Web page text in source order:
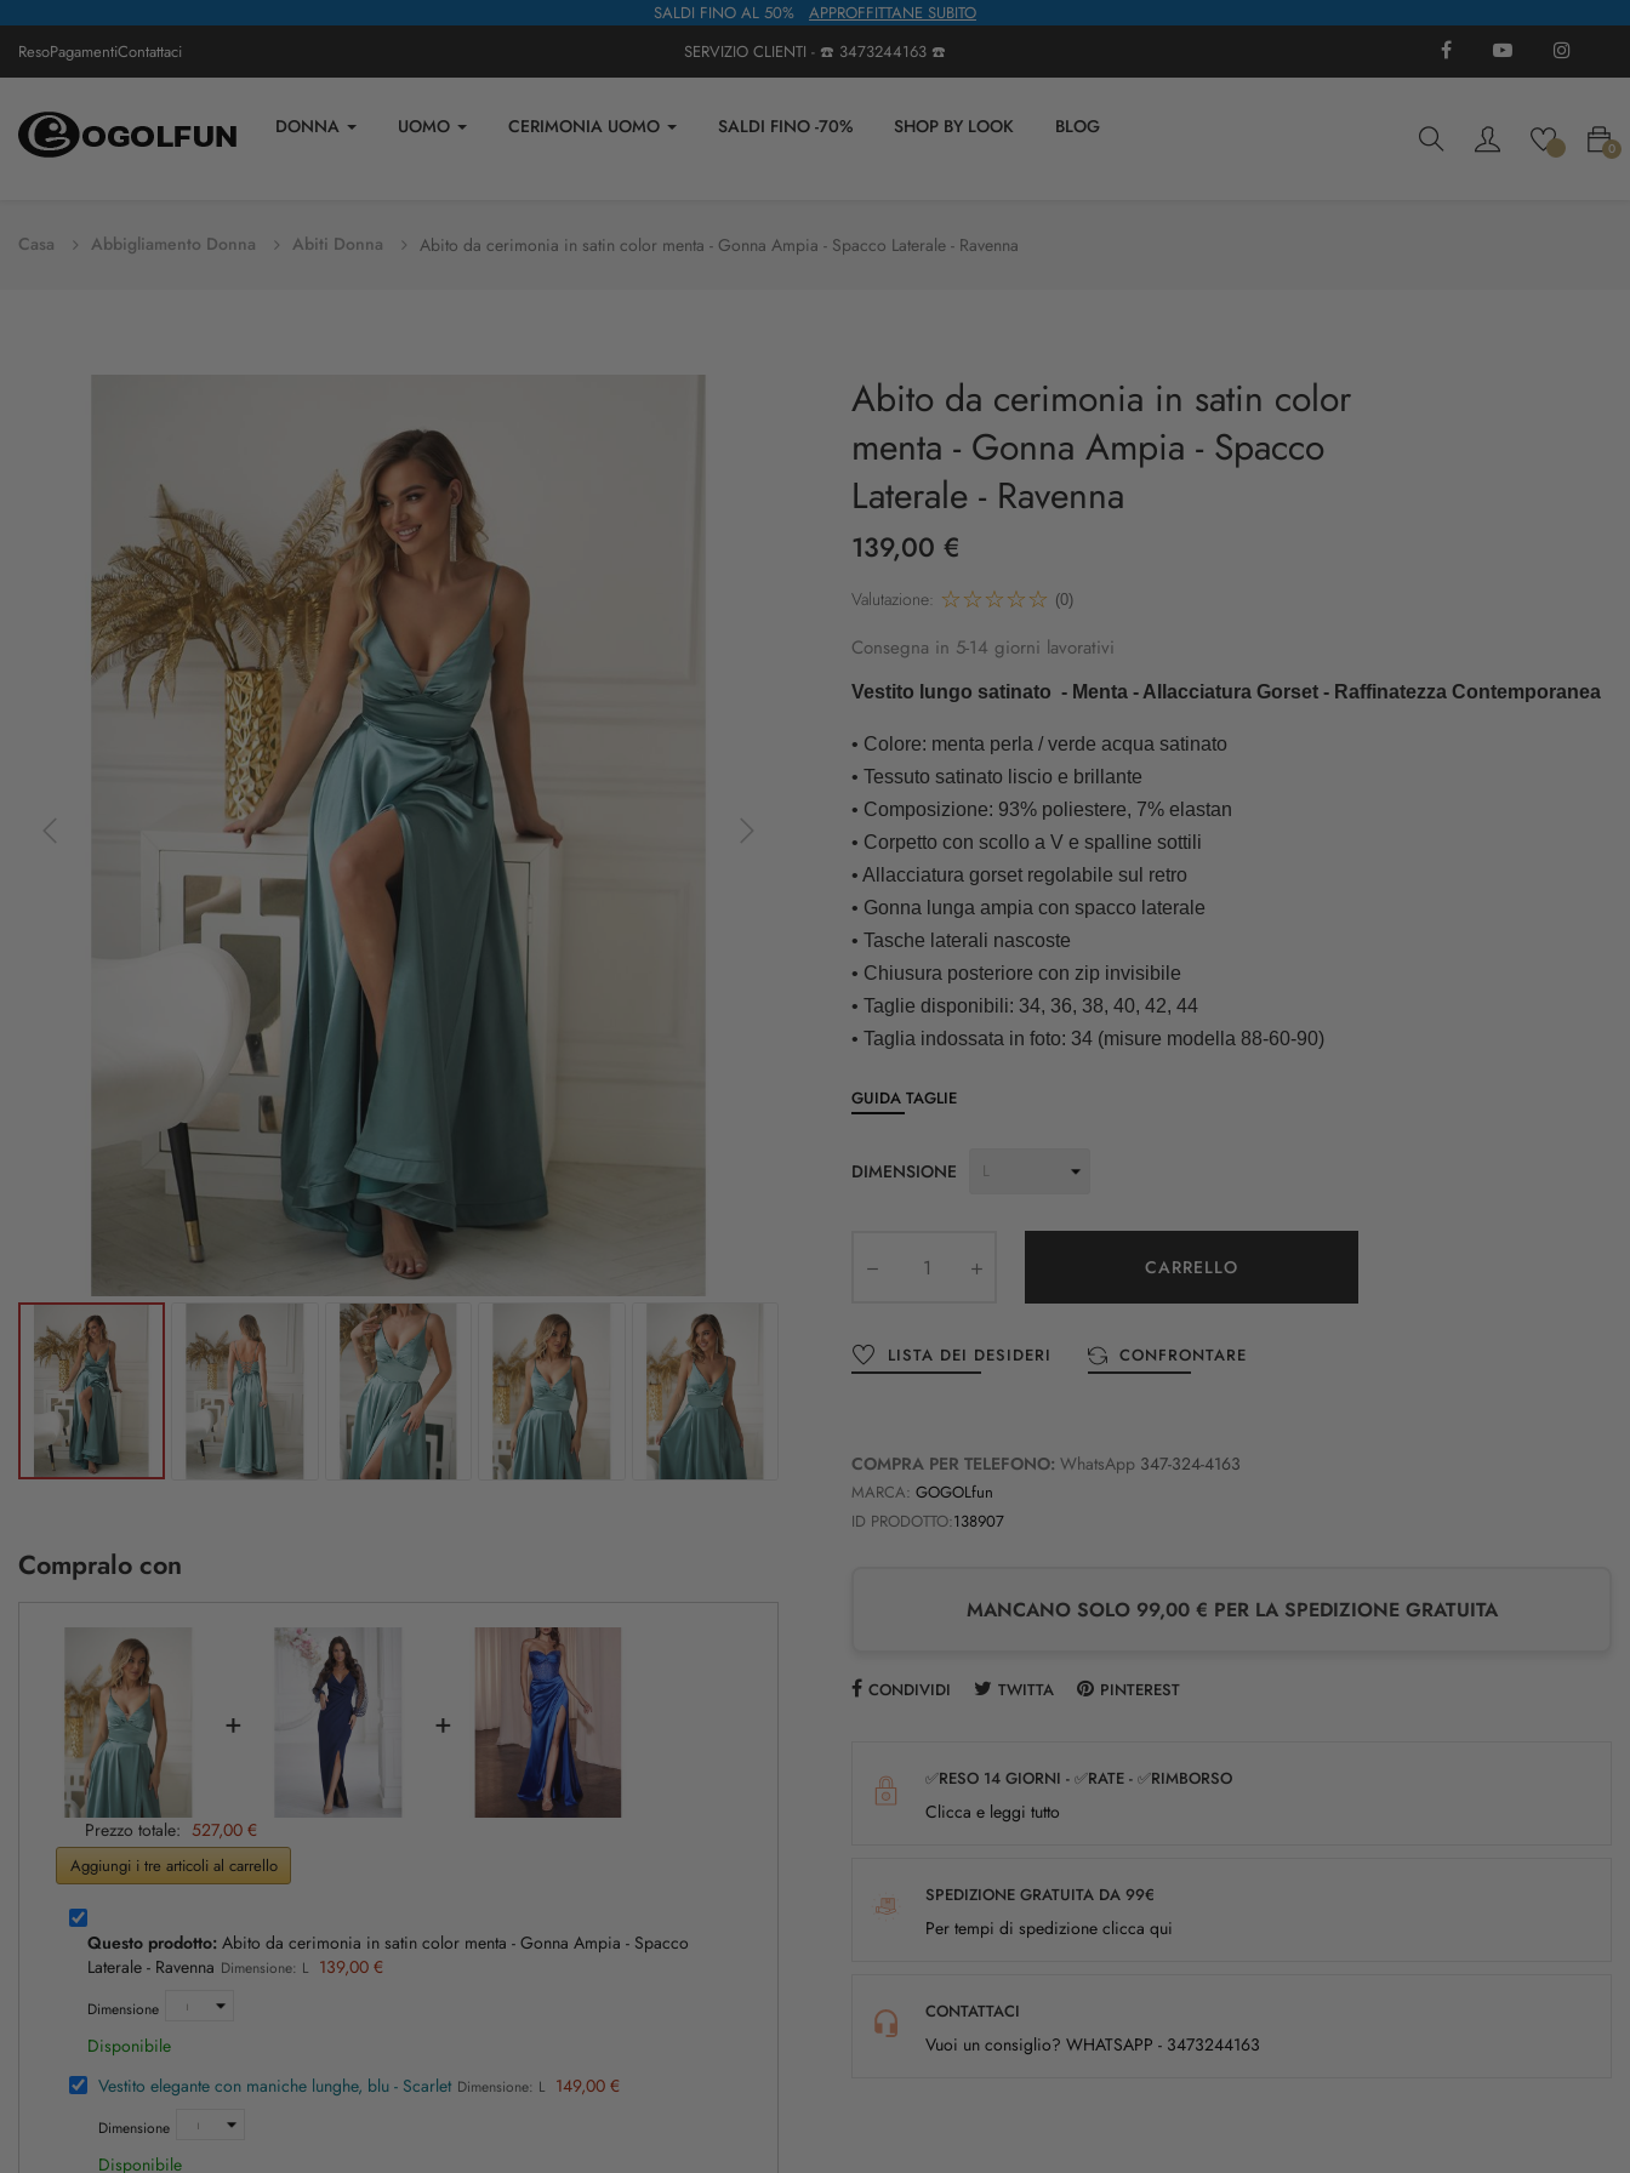
SALDI FINO AL 50% APPROFFITTANE SUBITO
ResoPagamentiContattaci SERVIZIO CLIENTI - ☎️ 3473244163 ☎️ FacebookYouTube
DONNA UOMO CERIMONIA UOMO SALDI FINO -70% SHOP BY LOOK BLOG
0
Casa Abbigliamento Donna Abiti Donna Abito da cerimonia in satin color menta - Gonna Ampia - Spacco Laterale - Ravenna
Compralo con
+ +
Prezzo totale: 527,00 €
Aggiungi i tre articoli al carrello
Questo prodotto: Abito da cerimonia in satin color menta - Gonna Ampia - Spacco
Laterale - Ravenna Dimensione: L 139,00 €
Dimensione
Disponibile
Vestito elegante con maniche lunghe, blu - Scarlet Dimensione: L 149,00 €
Dimensione
Disponibile
Abito da cerimonia in satin color
menta - Gonna Ampia - Spacco
Laterale - Ravenna
139,00 €
Valutazione: (0)
Consegna in 5-14 giorni lavorativi
Vestito lungo satinato - Menta - Allacciatura Gorset - Raffinatezza Contemporanea
• Colore: menta perla / verde acqua satinato
• Tessuto satinato liscio e brillante
• Composizione: 93% poliestere, 7% elastan
• Corpetto con scollo a V e spalline sottili
• Allacciatura gorset regolabile sul retro
• Gonna lunga ampia con spacco laterale
• Tasche laterali nascoste
• Chiusura posteriore con zip invisibile
• Taglie disponibili: 34, 36, 38, 40, 42, 44
• Taglia indossata in foto: 34 (misure modella 88-60-90)
GUIDA TAGLIE
DIMENSIONE
CARRELLO
LISTA DEI DESIDERI CONFRONTARE
COMPRA PER TELEFONO: WhatsApp 347-324-4163
MARCA: GOGOLfun
ID PRODOTTO:138907
MANCANO SOLO 99,00 € PER LA SPEDIZIONE GRATUITA
CONDIVIDI TWITTA PINTEREST
✅RESO 14 GIORNI - ✅RATE - ✅RIMBORSO
Clicca e leggi tutto
SPEDIZIONE GRATUITA DA 99€
Per tempi di spedizione clicca qui
CONTATTACI
Vuoi un consiglio? WHATSAPP - 3473244163